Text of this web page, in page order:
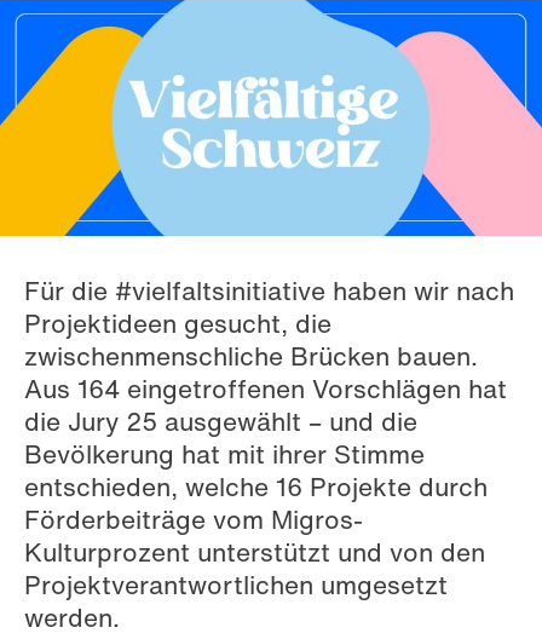
Für die #vielfaltsinitiative haben wir nach
Projektideen gesucht, die
zwischenmenschliche Brücken bauen.
Aus 164 eingetroffenen Vorschlägen hat
die Jury 25 ausgewählt – und die
Bevölkerung hat mit ihrer Stimme
entschieden, welche 16 Projekte durch
Förderbeiträge vom Migros-
Kulturprozent unterstützt und von den
Projektverantwortlichen umgesetzt
werden.